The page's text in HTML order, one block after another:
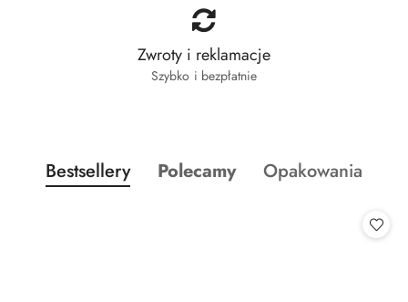
Zwroty i reklamacje
Szybko i bezpłatnie
Pomiń karuzelę produktów
Produkty o statusie:
Bestsellery Produkty o statusie:
Polecamy Produkty o
Opakowania